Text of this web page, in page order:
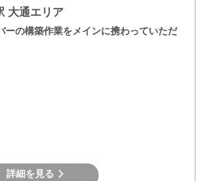
大通エリア
ーの構築作業をメインに携わっていただ
詳細を見る